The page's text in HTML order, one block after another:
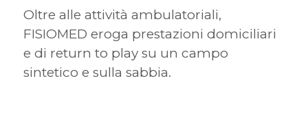
Oltre alle attività ambulatoriali,
FISIOMED eroga prestazioni domiciliari
e di return to play su un campo
sintetico e sulla sabbia.